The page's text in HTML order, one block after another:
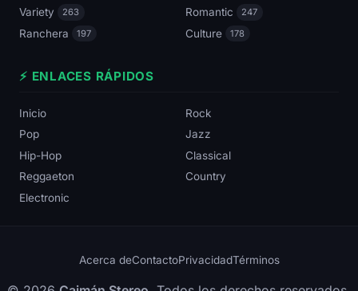
Variety 263 Romantic 247
Ranchera 197 Culture 178
⚡ ENLACES RÁPIDOS
Inicio
Rock
Pop
Jazz
Hip-Hop
Classical
Reggaeton
Country
Electronic
Acerca deContactoPrivacidadTérminos